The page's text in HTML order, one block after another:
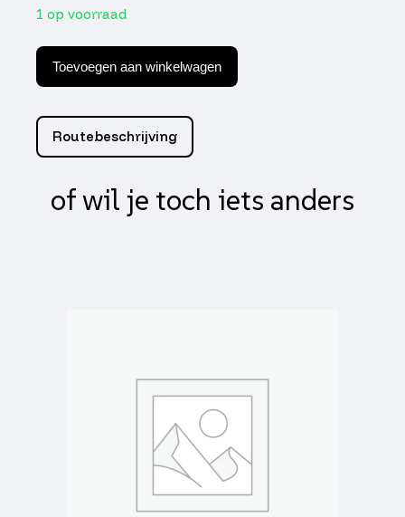
1 op voorraad
35/45mm
gauzy
zilver-
Supertec
aantal
Toevoegen aan winkelwagen
Routebeschrijving
of wil je toch iets anders